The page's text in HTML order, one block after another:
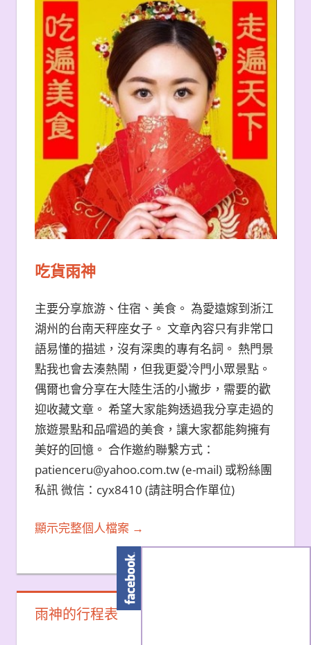
吃貨雨神
主要分享旅游、住宿、美食。 為愛遠嫁到浙江
湖州的台南天秤座女子。 文章內容只有非常口
語易懂的描述，沒有深奧的專有名詞。 熱門景
點我也會去湊熱鬧，但我更愛冷門小眾景點。
偶爾也會分享在大陸生活的小撇步，需要的歡
迎收藏文章。 希望大家能夠透過我分享走過的
旅遊景點和品嚐過的美食，讓大家都能夠擁有
美好的回憶。 合作邀約聯繫方式：
patienceru@yahoo.com.tw (e-mail) 或粉絲團
私訊 微信：cyx8410 (請註明合作單位)
顯示完整個人檔案 →
雨神的行程表